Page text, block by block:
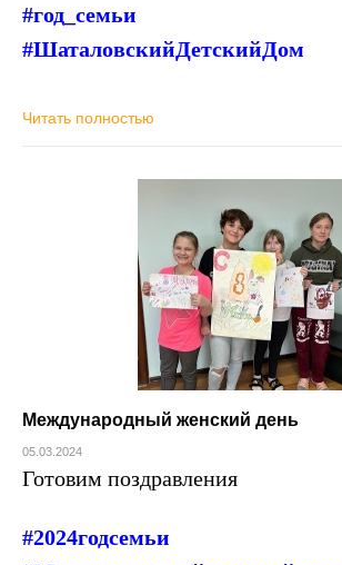
#год_семьи
#ШаталовскийДетскийДом
Читать полностью
Международный женский день
05.03.2024
Готовим поздравления
#2024годсемьи